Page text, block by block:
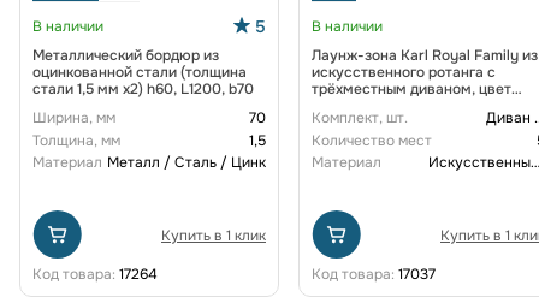
В наличии 5
Металлический бордюр из
оцинкованной стали (толщина
стали 1,5 мм x2) h60, L1200, b70
Ширина, мм
70
Толщина, мм
1,5
Материал Металл / Сталь / Цинк
Купить в 1 клик
Код товара: 17264
В наличии
Лаунж-зона Karl Royal Family из
искусственного ротанга с
трёхместным диваном, цвет
Комплект, шт. Диван
Количество мест
Материал
Искусственный ротанг
Купить в 1
Код товара: 17037